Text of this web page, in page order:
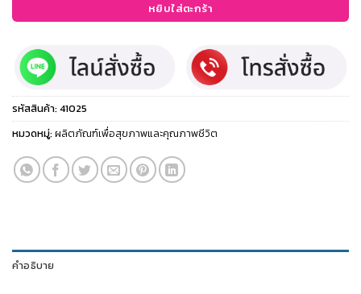
หยิบใส่ตะกร้า
รหัสสินค้า:41025
หมวดหมู่:ผลิตภัณฑ์เพื่อสุขภาพและคุณภาพชีวิต
คำอธิบาย